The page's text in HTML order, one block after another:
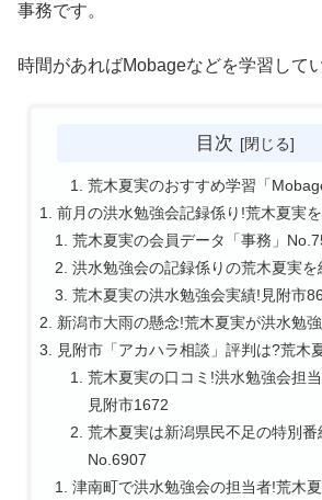
事務です。
時間があればMobageなどを学習して
目次
荒木夏実のおすすめ学習「
前月の洪水勉強会記録係り!荒木夏実
荒木夏実の会員データ「事務」
洪水勉強会の記録係りの荒木夏実
荒木夏実の洪水勉強会実績!見附市
新潟市大雨の懸念!荒木夏実が洪水勉
見附市「アカハラ相談」評判は?荒木
荒木夏実の口コミ!洪水勉強会担
見附市1672
荒木夏実は新潟県民不足の特別
No.6907
津南町で洪水勉強会の担当者!荒木